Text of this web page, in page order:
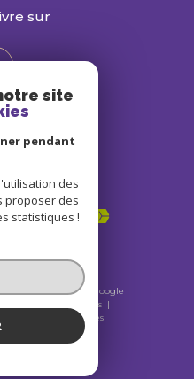
sur
powered by Google |
Mentions légales
Cookies
site
pendant
des
proposer des
statistiques !